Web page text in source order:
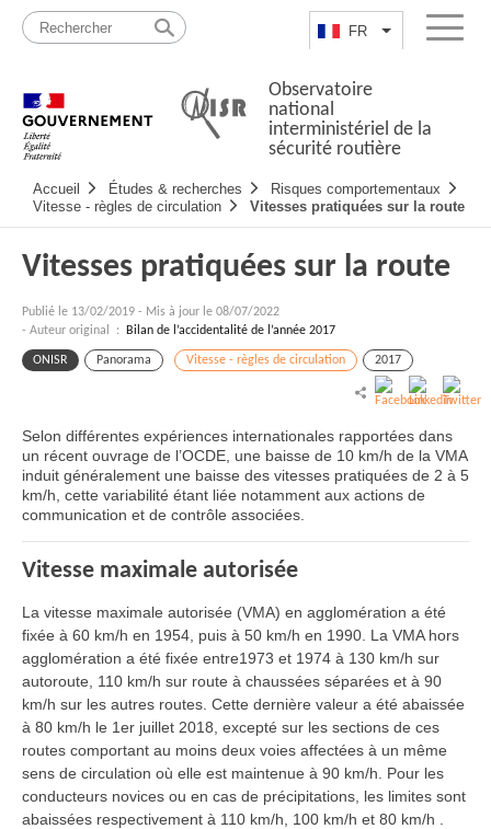
Passer
contenu
FR Lister lesMenu
Observatoire
national
interministériel de la
sécurité routière
principale
Accueil Études & recherches
Risques comportementaux
Vitesse - règles de circulation
Vitesses pratiquées sur la route
Vitesses pratiquées sur la route
Publié le 13/02/2019 - Mis à jour le 08/07/2022
- Auteur original :
Bilan de l’accidentalité de l’année 2017
ONISR Panorama Vitesse - règles de circulation 2017
Selon différentes expériences internationales rapportées dans
un récent ouvrage de l’OCDE, une baisse de 10 km/h de la VMA
induit généralement une baisse des vitesses pratiquées de 2 à 5
km/h, cette variabilité étant liée notamment aux actions de
communication et de contrôle associées.
Vitesse maximale autorisée
La vitesse maximale autorisée (VMA) en agglomération a été
fixée à 60 km/h en 1954, puis à 50 km/h en 1990. La VMA hors
agglomération a été fixée entre1973 et 1974 à 130 km/h sur
autoroute, 110 km/h sur route à chaussées séparées et à 90
km/h sur les autres routes. Cette dernière valeur a été abaissée
à 80 km/h le 1er juillet 2018, excepté sur les sections de ces
routes comportant au moins deux voies affectées à un même
sens de circulation où elle est maintenue à 90 km/h. Pour les
conducteurs novices ou en cas de précipitations, les limites sont
abaissées respectivement à 110 km/h, 100 km/h et 80 km/h .